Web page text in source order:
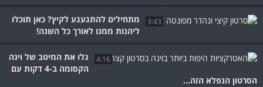
3:43
מתחילים להתגעגע לקיץ? כאן תוכלו
ליהנות ממנו לאורך כל השנה!
4:16
גלו את המיטב של וינה
הקסומה ב-4 דקות עם
הסרטון הנפלא הזה...